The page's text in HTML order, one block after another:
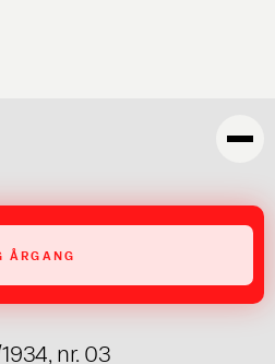
ÅRGANG
nr. 03